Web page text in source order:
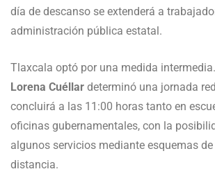
día de descanso se extenderá a
administración pública estatal.
Tlaxcala optó por una medida
Lorena Cuéllar determinó una jornada
concluirá a las 11:00 horas tanto en
oficinas gubernamentales, con la
algunos servicios mediante esquemas
distancia.